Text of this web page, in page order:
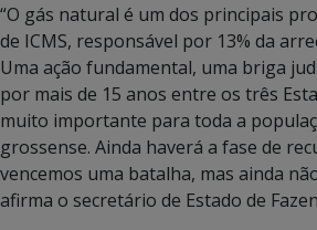
“O gás natural é um dos principais
de ICMS, responsável por 13% da
Uma ação fundamental, uma briga
por mais de 15 anos entre os três
muito importante para toda a
grossense. Ainda haverá a fase de
vencemos uma batalha, mas ainda
afirma o secretário de Estado de